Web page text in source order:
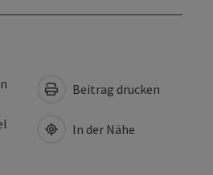
Beitrag drucken
In der Nähe